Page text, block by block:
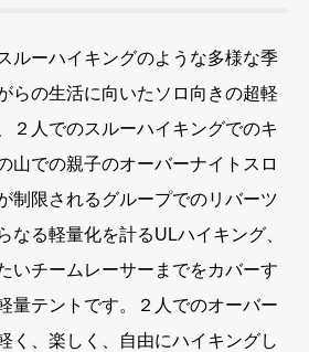
ルーハイキングのような多様な季
らの生活に向いたソロ向きの超軽
２人でのスルーハイキングでのキ
山での親子のオーバーナイトスロ
制限されるグループでのリバーツ
なる軽量化を計るULハイキング、
いチームレーサーまでをカバーす
量テントです。２人でのオーバー
く、楽しく、自由にハイキングし